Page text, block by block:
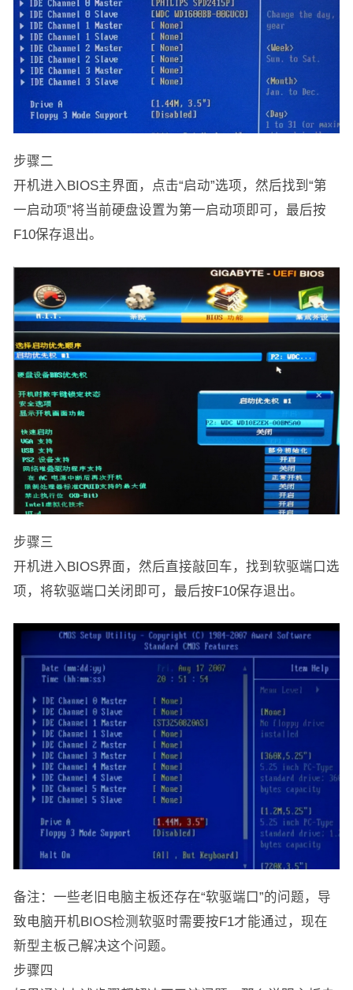
步骤二
开机进入BIOS主界面，点击“启动”选项，然后找到“第
一启动项”将当前硬盘设置为第一启动项即可，最后按
F10保存退出。
步骤三
开机进入BIOS界面，然后直接敲回车，找到软驱端口选
项，将软驱端口关闭即可，最后按F10保存退出。
备注：一些老旧电脑主板还存在“软驱端口”的问题，导
致电脑开机BIOS检测软驱时需要按F1才能通过，现在
新型主板己解决这个问题。
步骤四